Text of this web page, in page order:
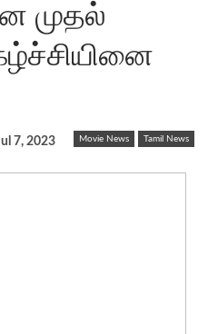
முதல்
Movie News Tamil News
7, 2023